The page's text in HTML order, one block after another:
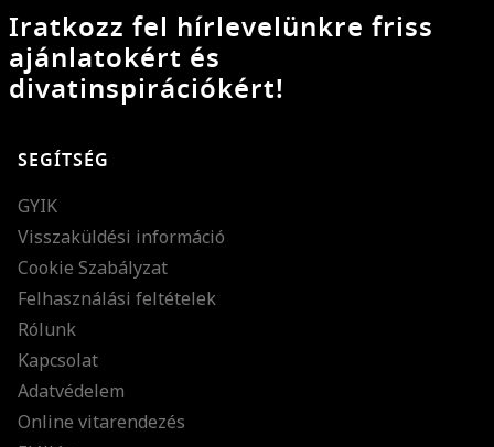
Iratkozz fel hírlevelünkre friss
ajánlatokért és
divatinspirációkért!
SEGÍTSÉG
GYIK
Visszaküldési információ
Cookie Szabályzat
Felhasználási feltételek
Rólunk
Kapcsolat
Adatvédelem
Online vitarendezés